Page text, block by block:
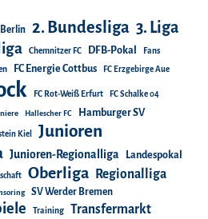
Berlin 2. Bundesliga 3. Liga
Chemnitzer FC DFB-Pokal Fans
FC Energie Cottbus FC Erzgebirge Aue
FC Rot-Weiß Erfurt FC Schalke 04
Hallescher FC Hamburger SV
Kiel Junioren
Junioren-Regionalliga
Landespokal
Oberliga Regionalliga
SV Werder Bremen
Training Transfermarkt